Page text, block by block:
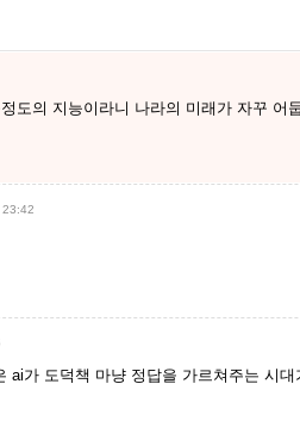
도의 지능이라니 나라의 미래가 자꾸 어
ai가 도덕책 마냥 정답을 가르쳐주는 시대